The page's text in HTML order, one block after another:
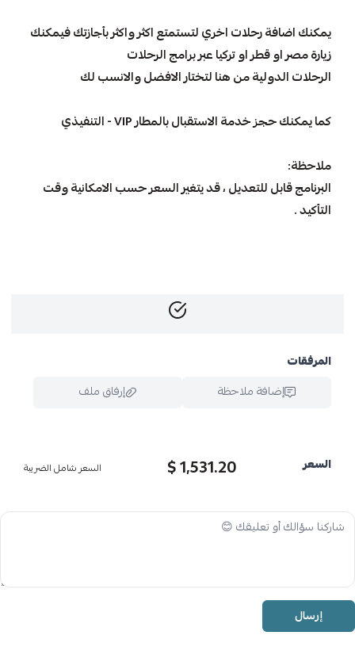
يمكنك اضافة رحلات اخري لتستمتع اكثر واكثر بأجازتك فيمكنك
زيارة مصر او قطر او تركيا عبر برامج الرحلات
الرحلات الدوليةمن هنا لتختار الافضل والانسب لك
كما يمكنك حجزخدمة الاستقبال بالمطار VIP - التنفيذي
ملاحظة:
البرنامج قابل للتعديل ، قد يتغير السعر حسب الامكانية وقت
التأكيد .
المرفقات
إضافة ملاحظة
إرفاق ملف
اسحب و افلت الملف هنا
السعر 1,531.20 $ السعر شامل الضريبة
إرسال